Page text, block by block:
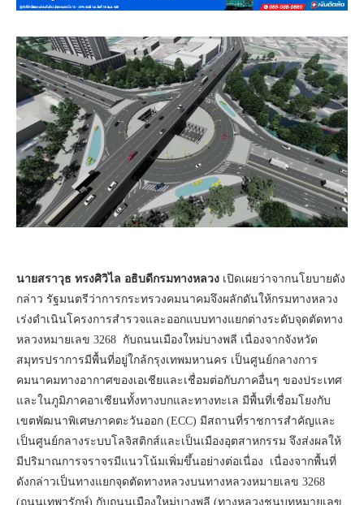
นายสราวุธ ทรงศิวิไล อธิบดีกรมทางหลวง เปิดเผยว่าจากนโยบายดัง
กล่าว รัฐมนตรีว่าการกระทรวงคมนาคมจึงผลักดันให้กรมทางหลวง
เร่งดำเนินโครงการสำรวจและออกแบบทางแยกต่างระดับจุดตัดทาง
หลวงหมายเลข 3268 กับถนนเมืองใหม่บางพลี เนื่องจากจังหวัด
สมุทรปราการมีพื้นที่อยู่ใกล้กรุงเทพมหานคร เป็นศูนย์กลางการ
คมนาคมทางอากาศของเอเชียและเชื่อมต่อกับภาคอื่นๆ ของประเทศ
และในภูมิภาคอาเซียนทั้งทางบกและทางทะเล มีพื้นที่เชื่อมโยงกับ
เขตพัฒนาพิเศษภาคตะวันออก (ECC) มีสถานที่ราชการสำคัญและ
เป็นศูนย์กลางระบบโลจิสติกส์และเป็นเมืองอุตสาหกรรม จึงส่งผลให้
มีปริมาณการจราจรมีแนวโน้มเพิ่มขึ้นอย่างต่อเนื่อง เนื่องจากพื้นที่
ดังกล่าวเป็นทางแยกจุดตัดทางหลวงบนทางหลวงหมายเลข 3268
(ถนนเทพารักษ์) กับถนนเมืองใหม่บางพลี (ทางหลวงชนบทหมายเลข